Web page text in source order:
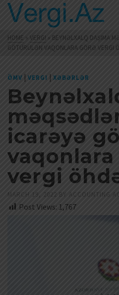
HOME » VERGI » BEYNƏLXALQ DAŞIMA
GÖTÜRÜLƏN VAQONLARA GÖRƏ VERGI
ÖMV | VERGI | XƏBƏRLƏR
icarəyə
vergi
MARCH 19, 2022 BY ACCOUNTING
Post Views: 1,767